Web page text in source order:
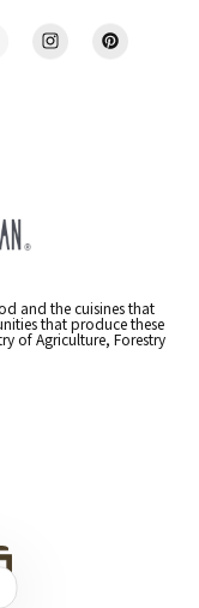
and the cuisines that
that produce these
of Agriculture, Forestry